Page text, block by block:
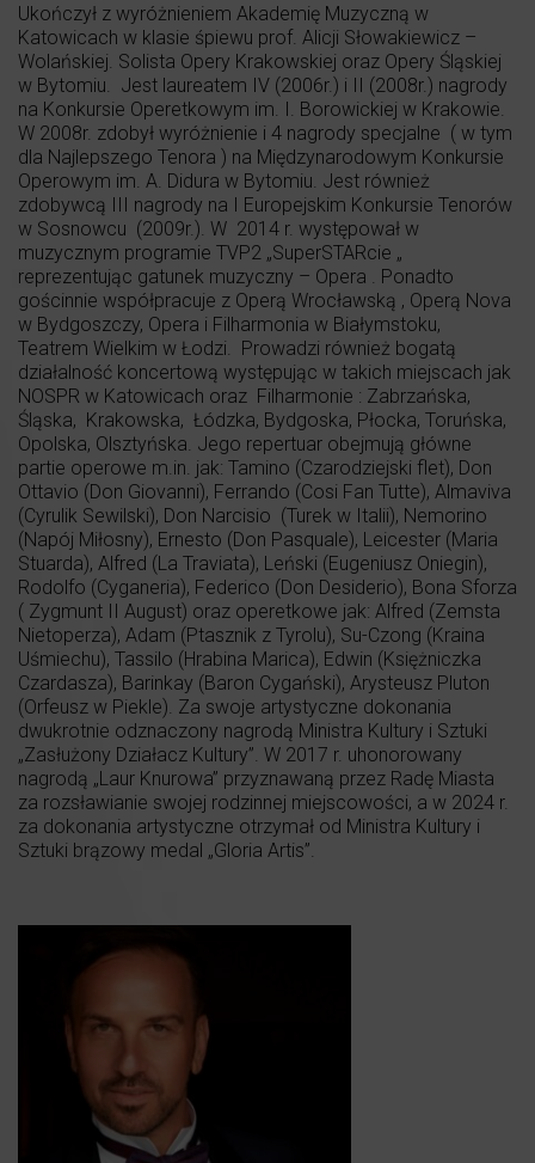
Ukończył z wyróżnieniem Akademię Muzyczną w
Katowicach w klasie śpiewu prof. Alicji Słowakiewicz –
Wolańskiej. Solista Opery Krakowskiej oraz Opery Śląskiej
w Bytomiu. Jest laureatem IV (2006r.) i II (2008r.) nagrody
na Konkursie Operetkowym im. I. Borowickiej w Krakowie.
W 2008r. zdobył wyróżnienie i 4 nagrody specjalne ( w tym
dla Najlepszego Tenora ) na Międzynarodowym Konkursie
Operowym im. A. Didura w Bytomiu. Jest również
zdobywcą III nagrody na I Europejskim Konkursie Tenorów
w Sosnowcu (2009r.). W 2014 r. występował w
muzycznym programie TVP2 „SuperSTARcie „
reprezentując gatunek muzyczny – Opera . Ponadto
gościnnie współpracuje z Operą Wrocławską , Operą Nova
w Bydgoszczy, Opera i Filharmonia w Białymstoku,
Teatrem Wielkim w Łodzi. Prowadzi również bogatą
działalność koncertową występując w takich miejscach jak
NOSPR w Katowicach oraz Filharmonie : Zabrzańska,
Śląska, Krakowska, Łódzka, Bydgoska, Płocka, Toruńska,
Opolska, Olsztyńska. Jego repertuar obejmują główne
partie operowe m.in. jak: Tamino (Czarodziejski flet), Don
Ottavio (Don Giovanni), Ferrando (Cosi Fan Tutte), Almaviva
(Cyrulik Sewilski), Don Narcisio (Turek w Italii), Nemorino
(Napój Miłosny), Ernesto (Don Pasquale), Leicester (Maria
Stuarda), Alfred (La Traviata), Leński (Eugeniusz Oniegin),
Rodolfo (Cyganeria), Federico (Don Desiderio), Bona Sforza
( Zygmunt II August) oraz operetkowe jak: Alfred (Zemsta
Nietoperza), Adam (Ptasznik z Tyrolu), Su-Czong (Kraina
Uśmiechu), Tassilo (Hrabina Marica), Edwin (Księżniczka
Czardasza), Barinkay (Baron Cygański), Arysteusz Pluton
(Orfeusz w Piekle). Za swoje artystyczne dokonania
dwukrotnie odznaczony nagrodą Ministra Kultury i Sztuki
„Zasłużony Działacz Kultury”. W 2017 r. uhonorowany
nagrodą „Laur Knurowa” przyznawaną przez Radę Miasta
za rozsławianie swojej rodzinnej miejscowości, a w 2024 r.
za dokonania artystyczne otrzymał od Ministra Kultury i
Sztuki brązowy medal „Gloria Artis”.